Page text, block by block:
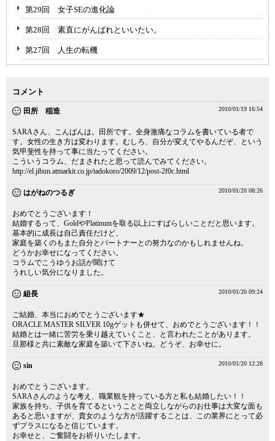
第29回 女子SEの進化論
第28回 素直にがんばれといいたい。
第27回 人生の転機
コメント
田所 稲造 2010/01/19 16:54
SARAさん、こんばんは。田所です。全身激痛なコラムを書いている者で
す。女性の生き方は変わります。むしろ、自分が変えてやるんだぞ、という
気甲斐性を持って事に当たってください。
こういうコラム、だまされたと思って読んでみてください。
http://el.jibun.atmarkit.co.jp/tadokoro/2009/12/post-2f0c.html
はがねのつるぎ 2010/01/20 08:26
おめでとうございます！
結婚するって、GoldやPlatinumを取る以上にすばらしいことだと思います。
基本的に成長は自己責任だけど、
家庭を築くのもまた自分とパートナーとの努力なのかもしれませんね。
どうかお幸せになってください。
コラムでこうゆうお話が聞けて
うれしい気分になりました。
組長 2010/01/20 09:24
ご結婚、本当におめでとうございます★
ORACLE MASTER SILVER 10gゲットも併せて、おめでとうございます！！
結婚とは一緒に苦労を乗り越えていくこと、と言われたことがあります。
旦那様と共に素敵な家庭を築いて下さいね。どうぞ、お幸せに。
sin 2010/01/20 12:28
おめでとうございます。
SARAさんのような考え、職業観を持っている方と私も結婚したい！！
家族を持ち、子供を育てるということと両立しながらのお仕事は大変な面も
あると思いますが、貴女のような方が活躍することは、この業界にとって必
ずプラスになると信じています。
お幸せと、ご奮闘をお祈りいたします。